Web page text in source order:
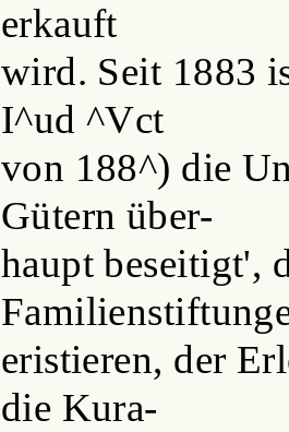
erkauft
wird. Seit 1883
I^ud ^Vct
von 188^) die
Gütern über-
haupt beseitigt',
eristieren, der
die Kura-